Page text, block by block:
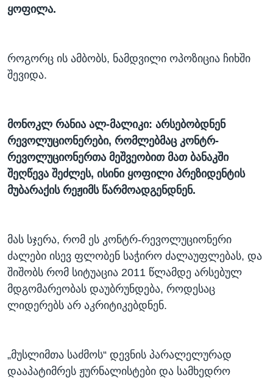
ყოფილა.
როგორც ის ამბობს, ნამდვილი ოპოზიცია ჩიხში
შევიდა.
მონოკლ რანია ალ-მალიკი: არსებობდნენ
რევოლუციონერები, რომლებმაც კონტრ-
რევოლუციონერთა მეშვეობით მათ ბანაკში
შეღწევა შეძლეს, ისინი ყოფილი პრეზიდენტის
მუბარაქის რეჟიმს წარმოადგენდნენ.
მას სჯერა, რომ ეს კონტრ-რევოლუციონერი
ძალები ისევ ფლობენ საჭირო ძალაუფლებას, და
შიშობს რომ სიტუაცია 2011 წლამდე არსებულ
მდგომარეობას დაუბრუნდება, როდესაც
ლიდერებს არ აკრიტიკებდნენ.
„მუსლიმთა საძმოს“ დევნის პარალელურად
დააპატიმრეს ჟურნალისტები და სამხედრო